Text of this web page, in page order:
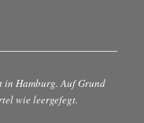
in Hamburg. Auf Grund
wie leergefegt.